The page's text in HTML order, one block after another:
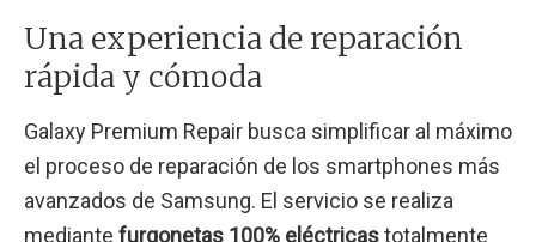
Una experiencia de reparación
rápida y cómoda
Galaxy Premium Repair busca simplificar al máximo
el proceso de reparación de los smartphones más
avanzados de Samsung. El servicio se realiza
mediante furgonetas 100% eléctricastotalmente